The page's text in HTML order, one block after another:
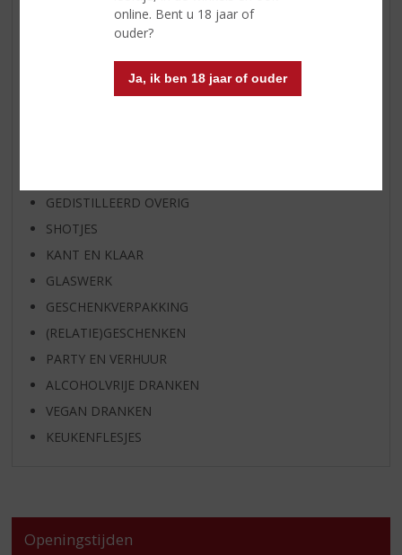
online. Bent u 18 jaar of
ouder?
Ja, ik ben 18 jaar of ouder
HUISSPECIALITEITEN
GEDISTILLEERD OVERIG
SHOTJES
KANT EN KLAAR
GLASWERK
GESCHENKVERPAKKING
(RELATIE)GESCHENKEN
PARTY EN VERHUUR
ALCOHOLVRIJE DRANKEN
VEGAN DRANKEN
KEUKENFLESJES
Openingstijden